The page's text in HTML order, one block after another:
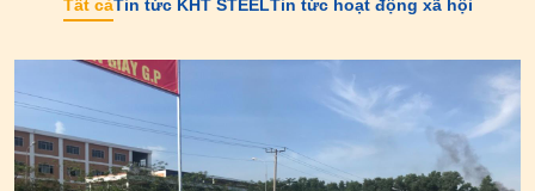
Tất cảTin tức KHT STEELTin tức hoạt động xã hội